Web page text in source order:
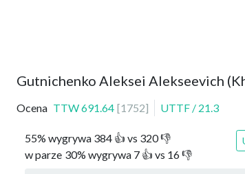
Gutnichenko Aleksei Alekseevich
Ocena TTW691.64 [1752] UTTF / 21.3
55% wygrywa 384 👍 vs 320👎
w parze 30% wygrywa 7 👍 vs 16👎